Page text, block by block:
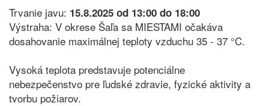
Trvanie javu: 15.8.2025 od 13:00 do 18:00
Výstraha: V okrese Šaľa sa MIESTAMI očakáva
dosahovanie maximálnej teploty vzduchu 35 - 37 °C.
Vysoká teplota predstavuje potenciálne
nebezpečenstvo pre ľudské zdravie, fyzické aktivity a
tvorbu požiarov.